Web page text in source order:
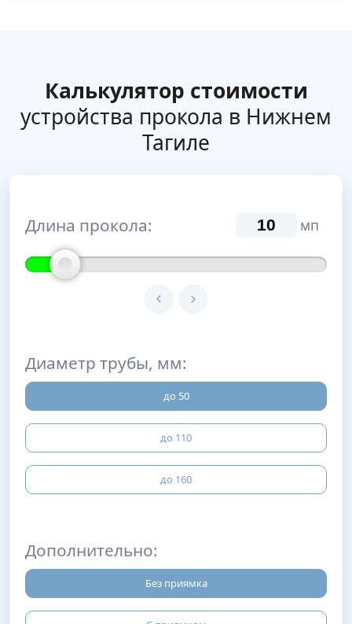
Калькулятор стоимости
устройства прокола в Нижнем
Тагиле
Длина прокола: мп
Диаметр трубы, мм:
до 50
до 110
до 160
Дополнительно:
Без приямка